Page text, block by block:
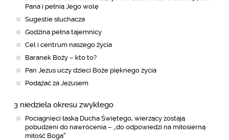
Pana i pełnią Jego wolę
Sugestie słuchacza
Godzina pełna tajemnicy
Cel i centrum naszego życia
Baranek Boży – kto to?
Pan Jezus uczy dzieci Boże pięknego życia
Podążać za Jezusem
3 niedziela okresu zwykłego
Pociągnięci łaską Ducha Świętego, wierzący zostają
pobudzeni do nawrócenia – „do odpowiedzi na miłosierną
miłość Boga”